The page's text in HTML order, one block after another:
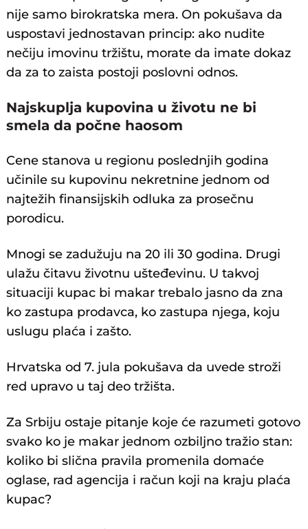
nije samo birokratska mera. On pokušava da
uspostavi jednostavan princip: ako nudite
nečiju imovinu tržištu, morate da imate dokaz
da za to zaista postoji poslovni odnos.
Najskuplja kupovina u životu ne bi
smela da počne haosom
Cene stanova u regionu poslednjih godina
učinile su kupovinu nekretnine jednom od
najtežih finansijskih odluka za prosečnu
porodicu.
Mnogi se zadužuju na 20 ili 30 godina. Drugi
ulažu čitavu životnu ušteđevinu. U takvoj
situaciji kupac bi makar trebalo jasno da zna
ko zastupa prodavca, ko zastupa njega, koju
uslugu plaća i zašto.
Hrvatska od 7. jula pokušava da uvede stroži
red upravo u taj deo tržišta.
Za Srbiju ostaje pitanje koje će razumeti gotovo
svako ko je makar jednom ozbiljno tražio stan:
koliko bi slična pravila promenila domaće
oglase, rad agencija i račun koji na kraju plaća
kupac?